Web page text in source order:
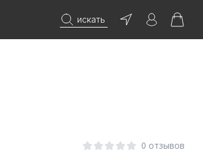
искать
0 отзывов